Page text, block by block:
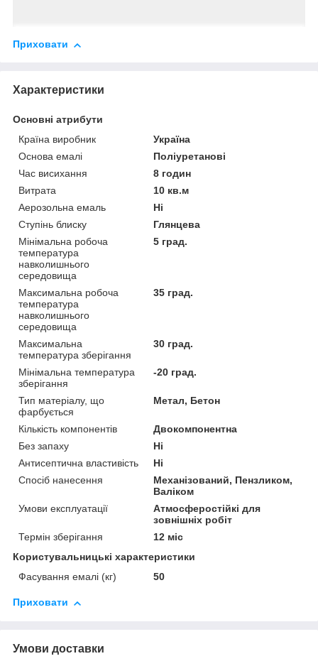
Приховати
Характеристики
Основні атрибути
Країна виробник
Україна
Основа емалі
Поліуретанові
Час висихання
8 годин
Витрата
10 кв.м
Аерозольна емаль
Ні
Ступінь блиску
Глянцева
Мінімальна робоча
температура
навколишнього
середовища
5 град.
Максимальна робоча
температура
навколишнього
середовища
35 град.
Максимальна
температура зберігання
30 град.
Мінімальна температура
зберігання
-20 град.
Тип матеріалу, що
фарбується
Метал, Бетон
Кількість компонентів
Двокомпонентна
Без запаху
Ні
Антисептична властивість
Ні
Спосіб нанесення
Механізований, Пензликом,
Валіком
Умови експлуатації
Атмосферостійкі для
зовнішніх робіт
Термін зберігання
12 міс
Користувальницькі характеристики
Фасування емалі (кг)
50
Приховати
Умови доставки